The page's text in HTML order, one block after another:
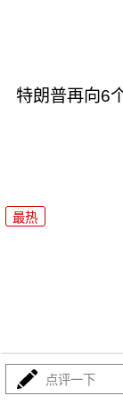
特朗普再向6
最热
特朗普宣布
升
点评一下